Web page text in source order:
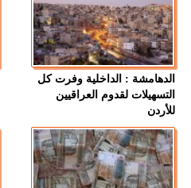
الدهامشة : الداخلية وفرت كل
التسهيلات لقدوم العراقيين
للأردن